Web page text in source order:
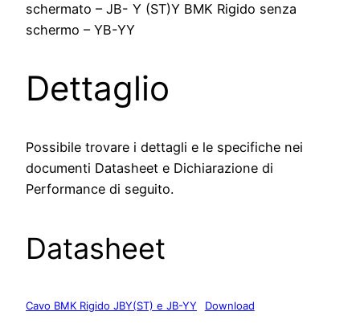
schermato – JB- Y (ST)Y BMK Rigido senza
schermo – YB-YY
Dettaglio
Possibile trovare i dettagli e le specifiche nei
documenti Datasheet e Dichiarazione di
Performance di seguito.
Datasheet
Cavo BMK Rigido JBY(ST) e JB-YY Download